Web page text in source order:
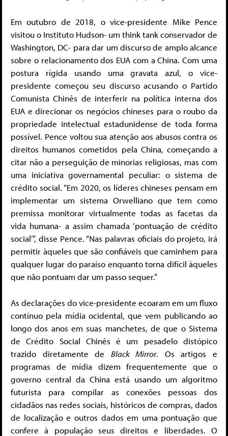
Em outubro de 2018, o vice-presidente Mike Pence
visitou o Instituto Hudson- um think tank conservador de
Washington, DC- para dar um discurso de amplo alcance
sobre o relacionamento dos EUA com a China. Com uma
postura rígida usando uma gravata azul, o vice-
presidente começou seu discurso acusando o Partido
Comunista Chinês de interferir na política interna dos
EUA e direcionar os negócios chineses para o roubo da
propriedade intelectual estadunidense de toda forma
possível. Pence voltou sua atenção aos abusos contra os
direitos humanos cometidos pela China, começando a
citar não a perseguição de minorias religiosas, mas com
uma iniciativa governamental peculiar: o sistema de
crédito social. “Em 2020, os líderes chineses pensam em
implementar um sistema Orwelliano que tem como
premissa monitorar virtualmente todas as facetas da
vida humana- a assim chamada ‘pontuação de crédito
social’”, disse Pence. “Nas palavras oficiais do projeto, irá
permitir àqueles que são confiáveis que caminhem para
qualquer lugar do paraíso enquanto torna difícil àqueles
que não pontuam dar um passo sequer.”
As declarações do vice-presidente ecoaram em um fluxo
contínuo pela mídia ocidental, que vem publicando ao
longo dos anos em suas manchetes, de que o Sistema
de Crédito Social Chinês é um pesadelo distópico
trazido diretamente de Black Mirror. Os artigos e
programas de mídia dizem frequentemente que o
governo central da China está usando um algoritmo
futurista para compilar as conexões pessoas dos
cidadãos nas redes sociais, históricos de compras, dados
de localização e outros dados em uma pontuação que
confere à população seus direitos e liberdades. O